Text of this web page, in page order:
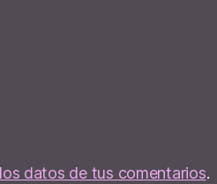
datos de tus comentarios.